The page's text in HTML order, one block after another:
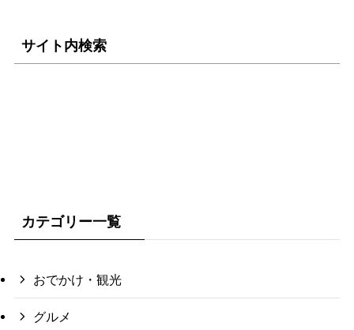
サイト内検索
カテゴリー一覧
おでかけ・観光
グルメ